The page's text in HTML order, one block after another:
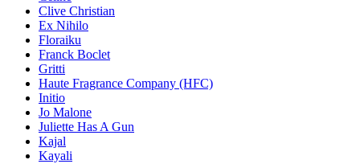
Clive Christian
Ex Nihilo
Floraiku
Franck Boclet
Gritti
Haute Fragrance Company (HFC)
Initio
Jo Malone
Juliette Has A Gun
Kajal
Kayali